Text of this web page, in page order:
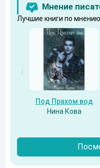
Мнение
Лучшие книги по мнению
Под Прахом вод
Нина Кова